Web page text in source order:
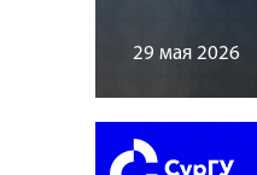
29 мая 2026